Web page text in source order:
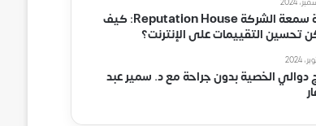
إدارة سمعة الشركة Reputation House: كيف
تحسين التقييمات على الإنترنت؟
دوالي الخصية بدون جراحة مع د. سمير عبد